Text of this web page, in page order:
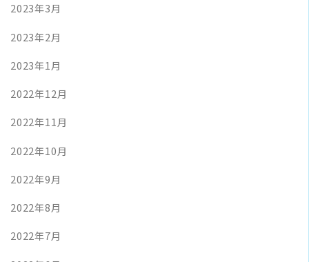
2023年3月
2023年2月
2023年1月
2022年12月
2022年11月
2022年10月
2022年9月
2022年8月
2022年7月